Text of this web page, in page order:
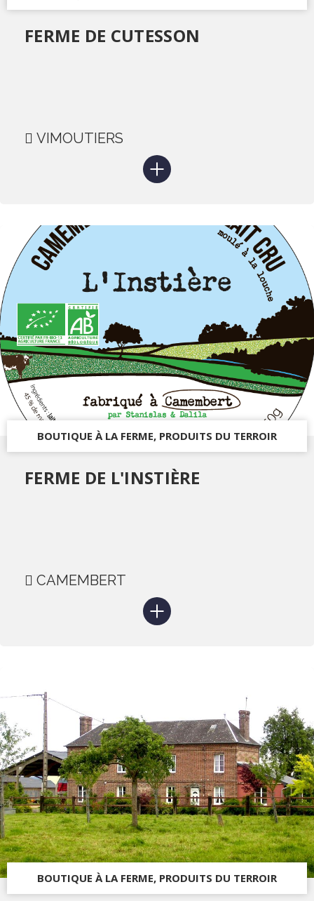
FERME DE CUTESSON
VIMOUTIERS
BOUTIQUE À LA FERME, PRODUITS DU TERROIR
FERME DE L'INSTIÈRE
CAMEMBERT
BOUTIQUE À LA FERME, PRODUITS DU TERROIR